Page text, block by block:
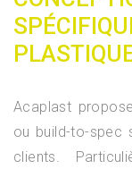
Acaplast
ou build-to-spec
clients.